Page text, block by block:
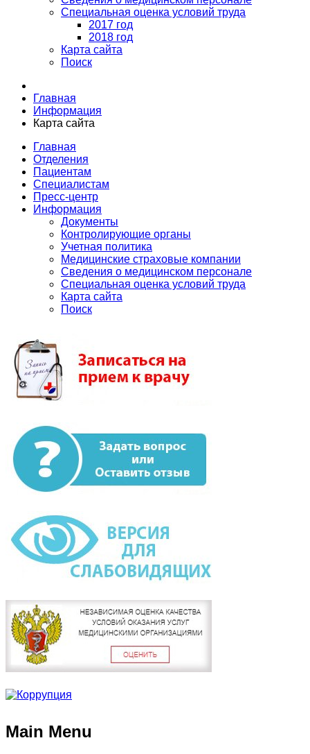
Специальная оценка условий труда
2017 год
2018 год
Карта сайта
Поиск
Главная
Информация
Карта сайта
Главная
Отделения
Пациентам
Специалистам
Пресс-центр
Информация
Документы
Контролирующие органы
Учетная политика
Медицинские страховые компании
Сведения о медицинском персонале
Специальная оценка условий труда
Карта сайта
Поиск
Main Menu